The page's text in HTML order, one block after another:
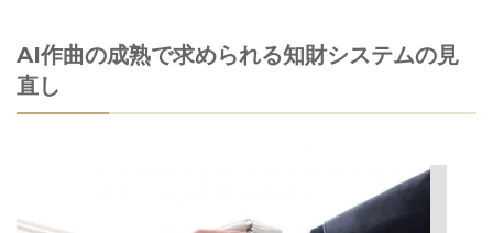
AI作曲の成熟で求められる知財システムの見
直し